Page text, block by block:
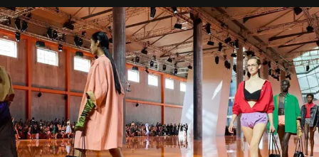
愛它的雋永與優雅。那麼這個手袋是怎麼誕生的呢？又為
甚麼取名叫 2.55 ？今天就由《L'Officiel HK》帶你穿越流金
歲月，回顧 2.55 的誕生故事。